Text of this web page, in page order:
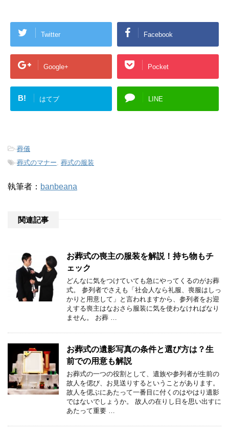
Twitter Facebook
Google+ Pocket
B! はてブ LINE
-葬儀
-葬式のマナー, 葬式の服装
執筆者： banbeana
関連記事
お葬式の喪主の服装を解説！持ち物もチ
ェック
どんなに気をつけていても急にやってくるのがお葬
式。 参列者でさえも「社会人なら礼服、喪服はしっ
かりと用意して」と言われますから、参列者をお迎
えする喪主はなおさら服装に気を使わなければなり
ません。 お葬 …
お葬式の遺影写真の条件と選び方は？生
前での用意も解説
お葬式の一つの役割として、遺族や参列者が生前の
故人を偲び、お見送りするということがあります。
故人を偲ぶにあたって一番目に付くのはやはり遺影
ではないでしょうか。 故人の在りし日を思い出すに
あたって重要 …